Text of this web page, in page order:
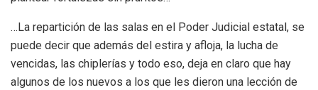
…La repartición de las salas en el Poder Judicial estatal, se
puede decir que además del estira y afloja, la lucha de
vencidas, las chiplerías y todo eso, deja en claro que hay
algunos de los nuevos a los que les dieron una lección de